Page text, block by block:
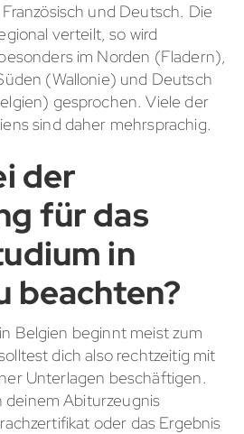
und Deutsch. Die
verteilt, so wird
im Norden (Fladern),
(Wallonie) und Deutsch
gesprochen. Viele der
sind daher mehrsprachig.
der
für das
in
beachten?
Belgien beginnt meist zum
dich also rechtzeitig mit
Unterlagen beschäftigen.
Abiturzeugnis
oder das Ergebnis